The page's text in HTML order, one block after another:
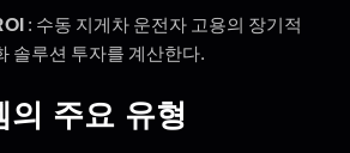
: 수동 지게차 운전자 고용의 장기적
솔루션 투자를 계산한다.
의 주요 유형